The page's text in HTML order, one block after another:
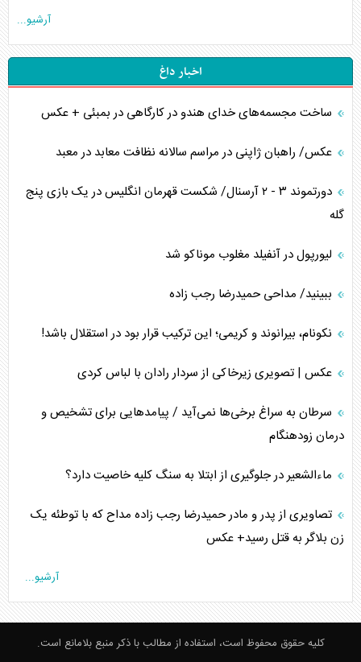
آرشیو...
اخبار داغ
ساخت مجسمه‌های خدای هندو در کارگاهی در بمبئی + عکس
عکس/ راهبان ژاپنی در مراسم سالانه نظافت معابد در معبد
دورتموند ۳ - ۲ آرسنال/ شکست قهرمان انگلیس در یک بازی پنج
گله
لیورپول در آنفیلد مغلوب موناکو شد
ببینید/ مداحی حمیدرضا رجب زاده
نکونام، بیرانوند و کریمی؛ این ترکیب قرار بود در استقلال باشد!
عکس | تصویری زیرخاکی از سردار رادان با لباس کردی
سرطان به سراغ برخی‌ها نمی‌آید / پیامد‌هایی برای تشخیص و
درمان زودهنگام
ماءالشعیر در جلوگیری از ابتلا به سنگ کلیه خاصیت دارد؟
تصاویری از پدر و مادر حمیدرضا رجب زاده مداح که با توطئه یک
زن بلاگر به قتل رسید+ عکس
آرشیو...
کلیه حقوق محفوظ است، استفاده از مطالب با ذکر منبع بلامانع است.